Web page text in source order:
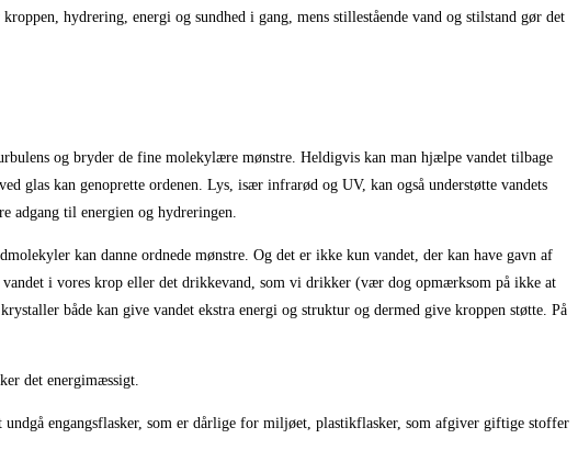
hydrering, energi og sundhed i gang, mens stillestående vand og stilstand gør det
og bryder de fine molekylære mønstre. Heldigvis kan man hjælpe vandet tilbage
glas kan genoprette ordenen. Lys, især infrarød og UV, kan også understøtte vandets
adgang til energien og hydreringen.
kan danne ordnede mønstre. Og det er ikke kun vandet, der kan have gavn af
i vores krop eller det drikkevand, som vi drikker (vær dog opmærksom på ikke at
både kan give vandet ekstra energi og struktur og dermed give kroppen støtte. På
det energimæssigt.
engangsflasker, som er dårlige for miljøet, plastikflasker, som afgiver giftige stoffer